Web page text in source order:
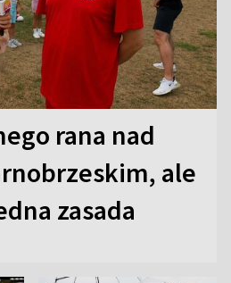
rana nad
ale
zasada